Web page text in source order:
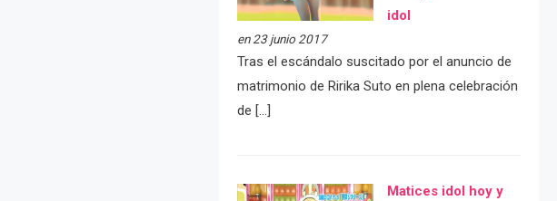
idol
en 23 junio 2017
Tras el escándalo suscitado por el anuncio de
matrimonio de Ririka Suto en plena celebración
de […]
Matices idol hoy y